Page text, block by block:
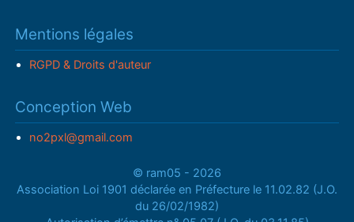
Mentions légales
RGPD & Droits d'auteur
Conception Web
no2pxl@gmail.com
© ram05 - 2026
Association Loi 1901 déclarée en Préfecture le 11.02.82 (J.O.
du 26/02/1982)